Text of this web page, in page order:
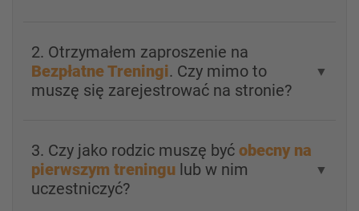
2. Otrzymałem zaproszenie na
Bezpłatne Treningi. Czy mimo to
muszę się zarejestrować na stronie?
▼
3. Czy jako rodzic muszę być obecny na
pierwszym treningu lub w nim
uczestniczyć?
▼